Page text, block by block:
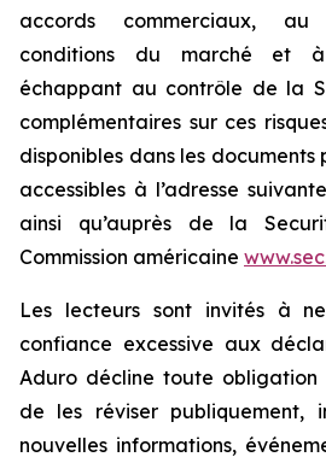
accords commerciaux, au
conditions du marché et à
échappant au contrôle de la
complémentaires sur ces
disponibles dans les
accessibles à l’adresse
ainsi qu’auprès de la
Commission américaine
Les lecteurs sont invités à
confiance excessive aux
Aduro décline toute
de les réviser publiquement,
nouvelles informations,